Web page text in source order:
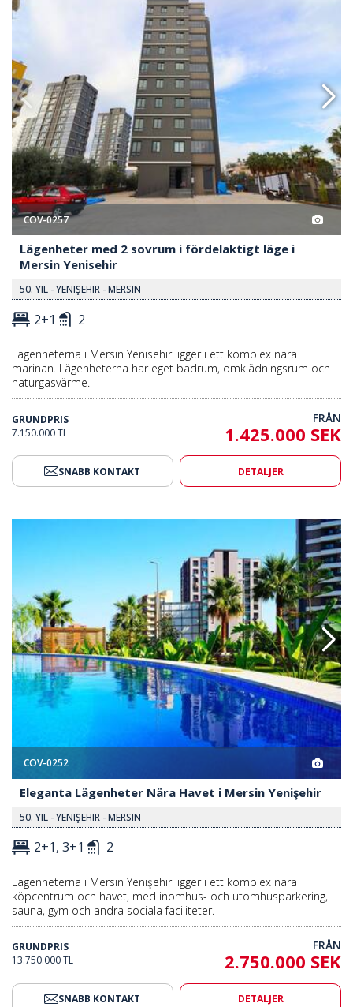
COV-0257
Lägenheter med 2 sovrum i fördelaktigt läge i
Mersin Yenisehir
50. YIL - YENIŞEHIR - MERSIN
2+1 2
Lägenheterna i Mersin Yenisehir ligger i ett komplex nära
marinan. Lägenheterna har eget badrum, omklädningsrum och
naturgasvärme.
GRUNDPRIS
7.150.000 TL
FRÅN
1.425.000 SEK
SNABB KONTAKT DETALJER
Eleganta Lägenheter Nära
COV-0252
Eleganta Lägenheter Nära Havet i Mersin Yenişehir
50. YIL - YENIŞEHIR - MERSIN
2+1, 3+1 2
Lägenheterna i Mersin Yenişehir ligger i ett komplex nära
köpcentrum och havet, med inomhus- och utomhusparkering,
sauna, gym och andra sociala faciliteter.
GRUNDPRIS
13.750.000 TL
FRÅN
2.750.000 SEK
SNABB KONTAKT DETALJER